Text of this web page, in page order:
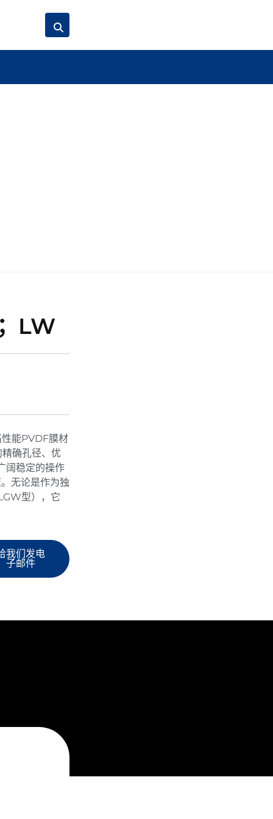
LW
能PVDF膜材
确孔径、优
阔稳定的操作
无论是作为独
型），它
我们发电
子邮件